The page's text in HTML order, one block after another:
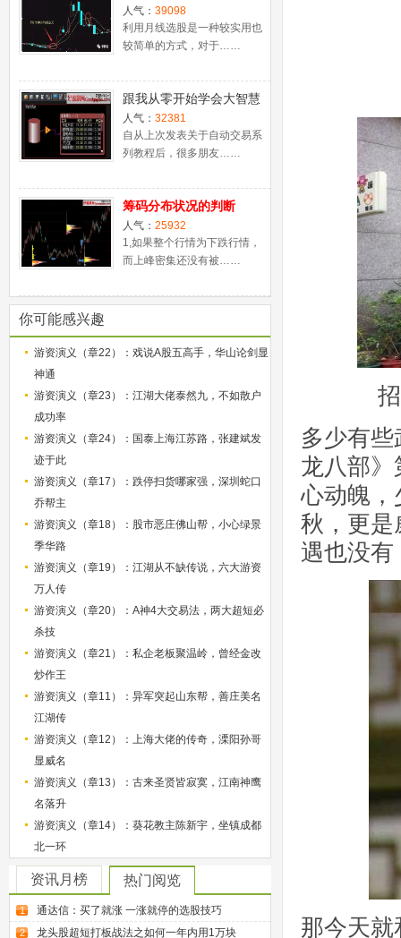
入法，精准高效筛选暴涨
牛股，堪称选股法宝！
人气： 39098
利用月线选股是一种较实用也
较简单的方式，对于……
跟我从零开始学会大智慧
股票池自动交易
人气： 32381
自从上次发表关于自动交易系
列教程后，很多朋友……
筹码分布状况的判断
人气： 25932
1,如果整个行情为下跌行情，
而上峰密集还没有被……
你可能感兴趣
游资演义（章22）：戏说A股五高手，华山论剑显
神通
游资演义（章23）：江湖大佬泰然九，不如散户
成功率
游资演义（章24）：国泰上海江苏路，张建斌发
迹于此
游资演义（章17）：跌停扫货哪家强，深圳蛇口
乔帮主
游资演义（章18）：股市恶庄佛山帮，小心绿景
季华路
游资演义（章19）：江湖从不缺传说，六大游资
万人传
游资演义（章20）：A神4大交易法，两大超短必
杀技
游资演义（章21）：私企老板聚温岭，曾经金改
炒作王
游资演义（章11）：异军突起山东帮，善庄美名
江湖传
游资演义（章12）：上海大佬的传奇，溧阳孙哥
显威名
游资演义（章13）：古来圣贤皆寂寞，江南神鹰
名落升
游资演义（章14）：葵花教主陈新宇，坐镇成都
北一环
资讯月榜 热门阅览
1 通达信：买了就涨 一涨就停的选股技巧
2 龙头股超短打板战法之如何一年内用1万块
多少有
龙八部
心动魄，
秋，更是
遇也没有
那今天就